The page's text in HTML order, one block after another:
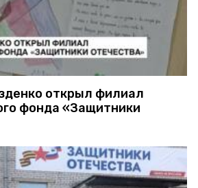
открыл филиал
фонда «Защитники